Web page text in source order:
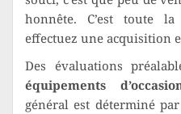
honnête. C’est toute
effectuez une acquisition
Des évaluations
équipements
général est déterminé